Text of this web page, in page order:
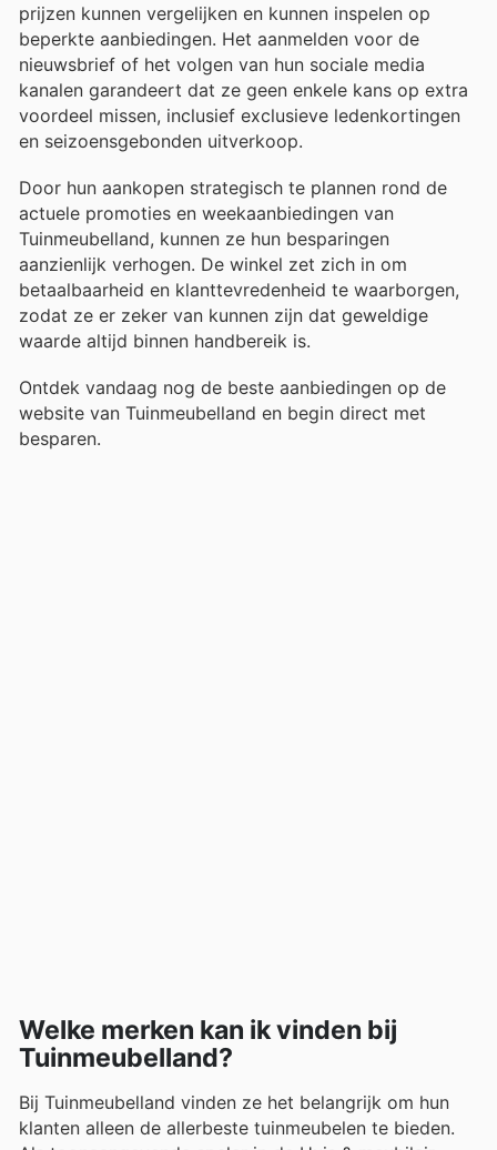
prijzen kunnen vergelijken en kunnen inspelen op
beperkte aanbiedingen. Het aanmelden voor de
nieuwsbrief of het volgen van hun sociale media
kanalen garandeert dat ze geen enkele kans op extra
voordeel missen, inclusief exclusieve ledenkortingen
en seizoensgebonden uitverkoop.
Door hun aankopen strategisch te plannen rond de
actuele promoties en weekaanbiedingen van
Tuinmeubelland, kunnen ze hun besparingen
aanzienlijk verhogen. De winkel zet zich in om
betaalbaarheid en klanttevredenheid te waarborgen,
zodat ze er zeker van kunnen zijn dat geweldige
waarde altijd binnen handbereik is.
Ontdek vandaag nog de beste aanbiedingen op de
website van Tuinmeubelland en begin direct met
besparen.
Welke merken kan ik vinden bij
Tuinmeubelland?
Bij Tuinmeubelland vinden ze het belangrijk om hun
klanten alleen de allerbeste tuinmeubelen te bieden.